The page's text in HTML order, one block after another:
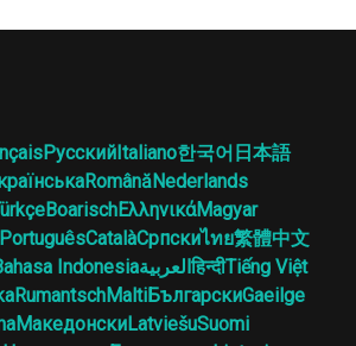
РусскийItaliano한국어 日本語
RomânăNederlands
BoarischΕλληνικάMagyar
PortuguêsCatalàСрпскиไทย繁體中文
Indonesiaالعربيةहिन्दीTiếng Việt
RumantschMaltiБългарскиGaeilge
МакедонскиLatviešuSuomi